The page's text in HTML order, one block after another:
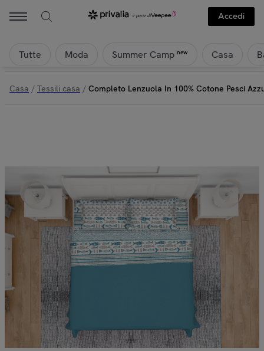
Accedi
Tutte Moda Summer Camp new Casa
Casa / Tessili casa / Completo Lenzuola In 100% Cotone Pesci